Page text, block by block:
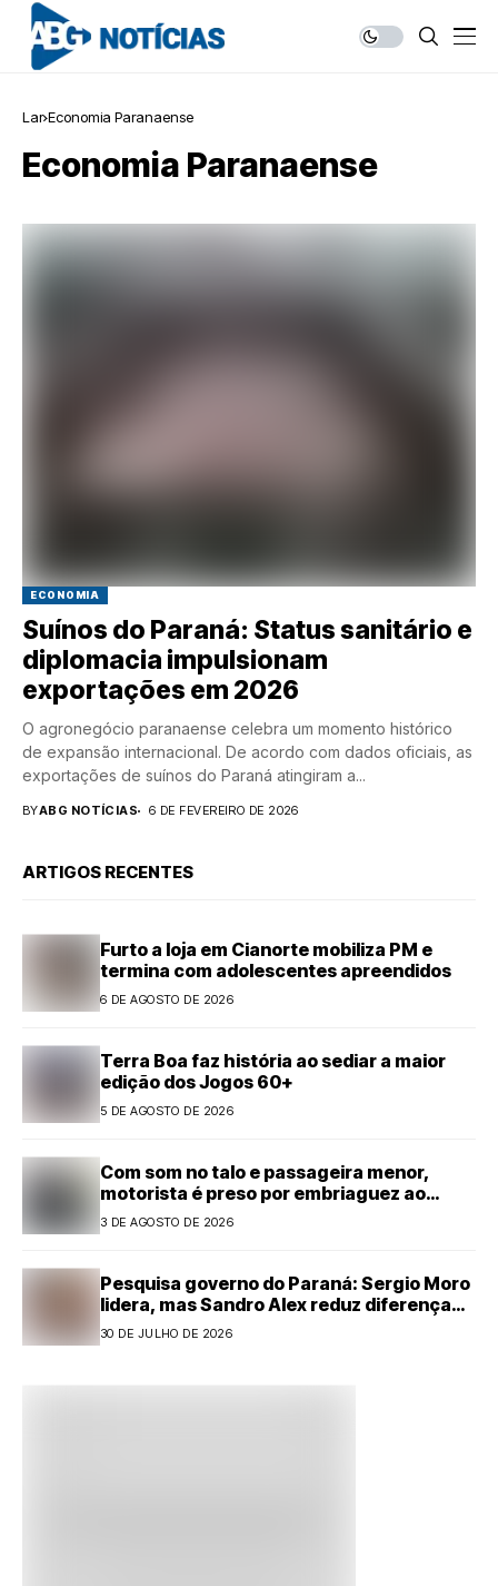
Lar Economia Paranaense
Economia Paranaense
ECONOMIA
Suínos do Paraná: Status sanitário e
diplomacia impulsionam
exportações em 2026
O agronegócio paranaense celebra um momento histórico
de expansão internacional. De acordo com dados oficiais, as
exportações de suínos do Paraná atingiram a...
BYABG NOTÍCIAS 6 DE FEVEREIRO DE 2026
ARTIGOS RECENTES
Furto a loja em Cianorte mobiliza PM e
termina com adolescentes apreendidos
6 DE AGOSTO DE 2026
Terra Boa faz história ao sediar a maior
edição dos Jogos 60+
5 DE AGOSTO DE 2026
Com som no talo e passageira menor,
motorista é preso por embriaguez ao
volante em Cianorte
3 DE AGOSTO DE 2026
Pesquisa governo do Paraná: Sergio Moro
lidera, mas Sandro Alex reduz diferença
com forte alta
30 DE JULHO DE 2026